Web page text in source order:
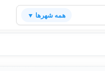
همه شهرها ▼